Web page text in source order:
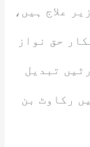
علاج ہیں،
حق نواز
تبدیل
رکاوٹ بن